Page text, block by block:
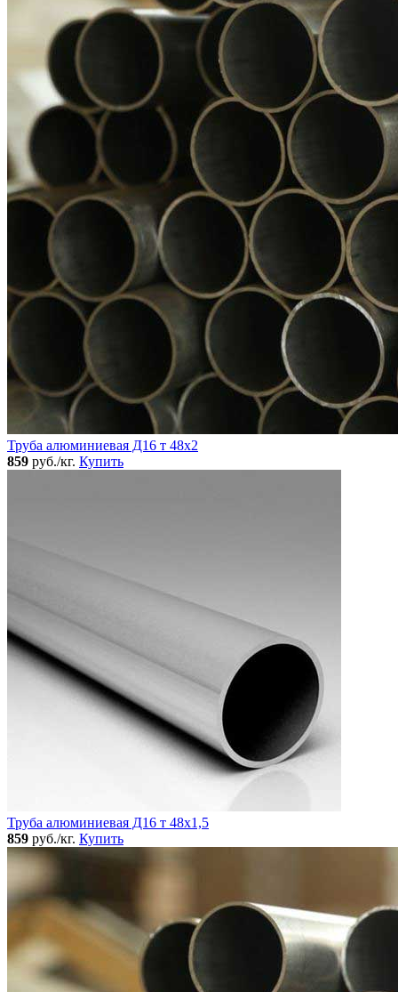
Труба алюминиевая Д16 т 48х2
859 руб./кг. Купить
Труба алюминиевая Д16 т 48х1,5
859 руб./кг. Купить